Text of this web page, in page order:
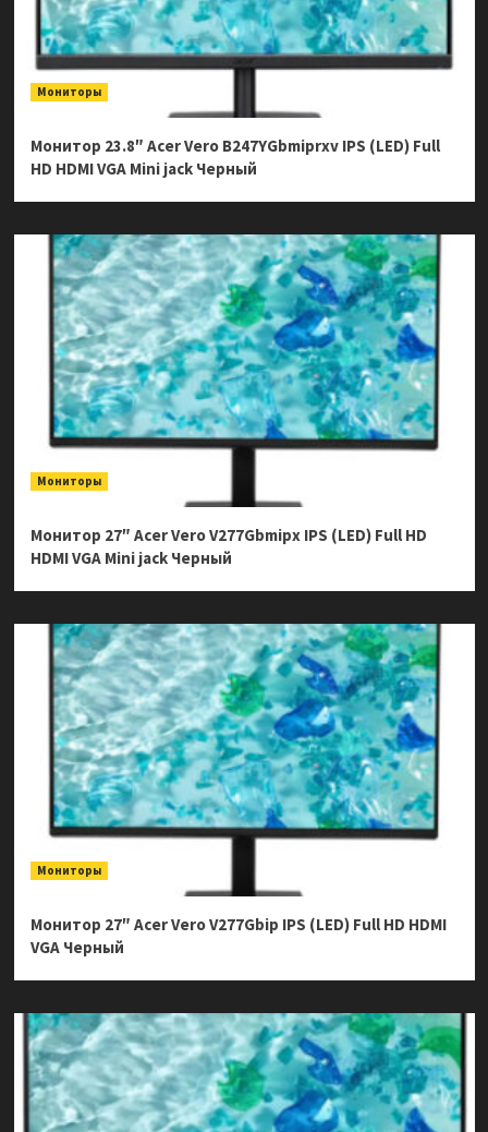
Мониторы
Монитор 23.8″ Acer Vero B247YGbmiprxv IPS (LED) Full
HD HDMI VGA Mini jack Черный
Мониторы
Монитор 27″ Acer Vero V277Gbmipx IPS (LED) Full HD
HDMI VGA Mini jack Черный
Мониторы
Монитор 27″ Acer Vero V277Gbip IPS (LED) Full HD HDMI
VGA Черный